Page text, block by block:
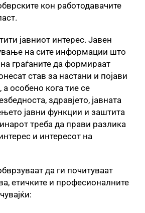
кон работодавачите
јавниот интерес. Јавен
на сите информации што
граѓаните да формираат
став за настани и појави
особено кога тие се
здравјето, јавната
јавни функции и заштита
треба да прави разлика
и интересот на
да ги почитуваат
етичките и професионалните